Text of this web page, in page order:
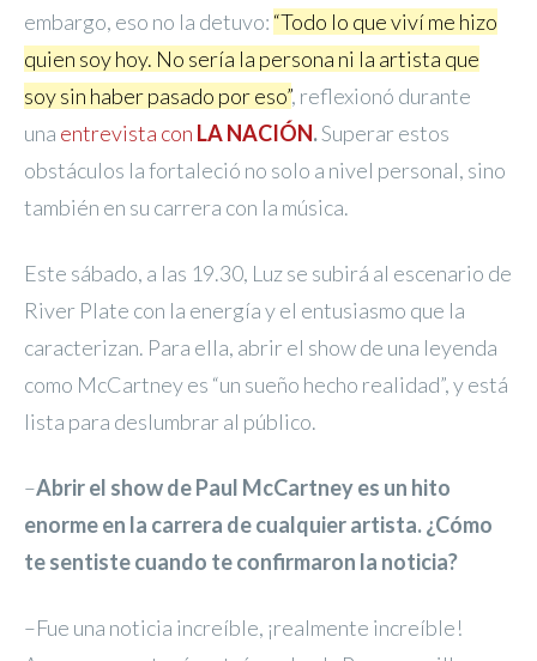
embargo, eso no la detuvo: “Todo lo que viví me hizo
quien soy hoy. No sería la persona ni la artista que
soy sin haber pasado por eso”, reflexionó durante
una entrevista con LA NACIÓN.Superar estos
obstáculos la fortaleció no solo a nivel personal, sino
también en su carrera con la música.
Este sábado, a las 19.30, Luz se subirá al escenario de
River Plate con la energía y el entusiasmo que la
caracterizan. Para ella, abrir el show de una leyenda
como McCartney es “un sueño hecho realidad”, y está
lista para deslumbrar al público.
–Abrir el show de Paul McCartney es un hito
enorme en la carrera de cualquier artista. ¿Cómo
te sentiste cuando te confirmaron la noticia?
–Fue una noticia increíble, ¡realmente increíble!